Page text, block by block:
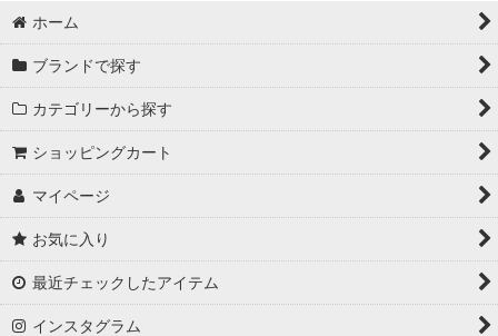
ホーム
ブランドで探す
カテゴリーから探す
ショッピングカート
マイページ
お気に入り
最近チェックしたアイテム
インスタグラム